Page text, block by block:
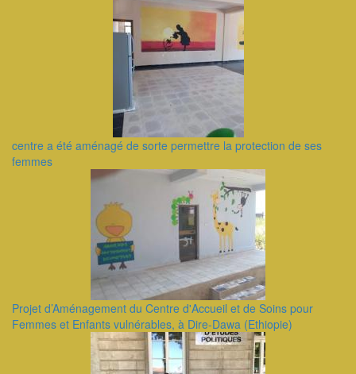
centre a été aménagé de sorte permettre la protection de ses
femmes
Projet d’Aménagement du Centre d'Accueil et de Soins pour
Femmes et Enfants vulnérables, à Dire-Dawa (Ethiopie)